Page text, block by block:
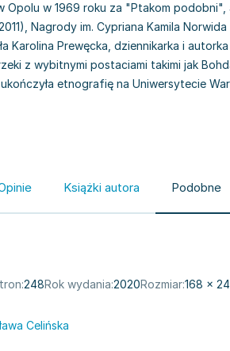
Opolu w 1969 roku za "Ptakom podobni",
Nagrody im. Cypriana Kamila
Karolina Prewęcka, dziennikarka i
z wybitnymi postaciami takimi jak
etnografię na Uniwersytecie
Książki autora Podobne
248Rok wydania:2020Rozmiar:168 ×
Celińska